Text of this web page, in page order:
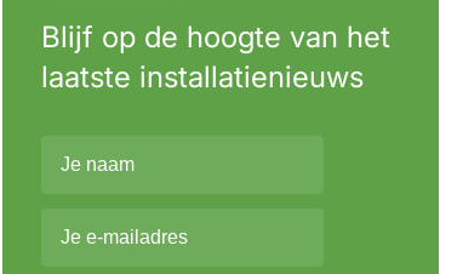
Blijf op de hoogte van het
laatste installatienieuws